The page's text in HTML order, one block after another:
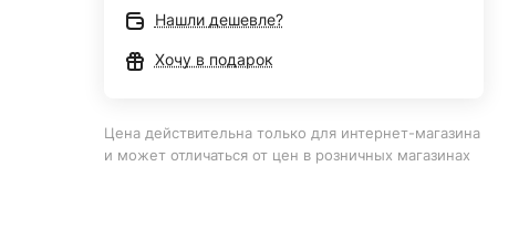
Нашли дешевле?
Хочу в подарок
Цена действительна только для интернет-магазина
и может отличаться от цен в розничных магазинах